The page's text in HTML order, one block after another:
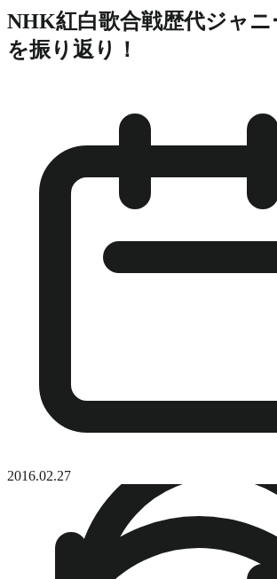
NHK紅白歌合戦歴代ジャニ
を振り返り！
2016.02.27